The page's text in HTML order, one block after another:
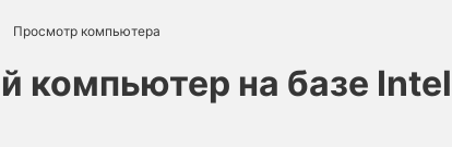
Просмотр компьютера
на базе